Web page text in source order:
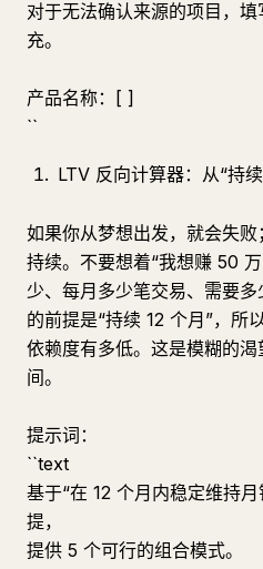
对于无法确认来源的项目，
充。
产品名称：[ ]
``
LTV 反向计算器：从“持
如果你从梦想出发，就会失
持续。不要想着“我想赚 50
少、每月多少笔交易、需要
的前提是“持续 12 个月”，所
依赖度有多低。这是模糊的
间。
提示词：
``text
基于“在 12 个月内稳定维持
提，
提供 5 个可行的组合模式。